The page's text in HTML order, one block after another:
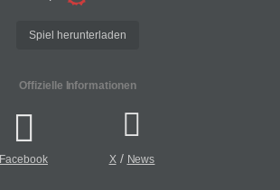
Spiel herunterladen
Offizielle Informationen
Facebook X/ News